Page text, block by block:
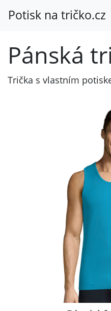
Potisk na tričko.cz
Pánská
Trička s vlastním